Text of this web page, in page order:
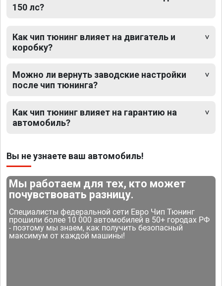
150 лс?
Как чип тюнинг влияет на двигатель и
коробку?
Можно ли вернуть заводские настройки
после чип тюнинга?
Как чип тюнинг влияет на гарантию на
автомобиль?
Вы не узнаете ваш автомобиль!
Мы работаем для тех, кто может
почувствовать разницу.
Специалисты федеральной сети Евро Чип Тюнинг
прошили более 10 000 автомобилей в 50+ городах РФ
- поэтому мы знаем, как получить безопасный
максимум от каждой машины!